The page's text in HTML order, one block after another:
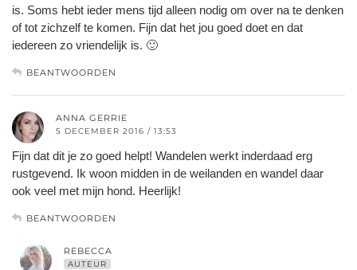
is. Soms hebt ieder mens tijd alleen nodig om over na te denken
of tot zichzelf te komen. Fijn dat het jou goed doet en dat
iedereen zo vriendelijk is. 🙂
BEANTWOORDEN
ANNA GERRIE
5 DECEMBER 2016 / 13:53
Fijn dat dit je zo goed helpt! Wandelen werkt inderdaad erg
rustgevend. Ik woon midden in de weilanden en wandel daar
ook veel met mijn hond. Heerlijk!
BEANTWOORDEN
REBECCA
AUTEUR